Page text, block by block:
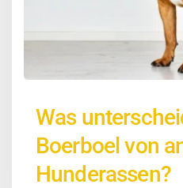
Was
Boerboel von
Hunderassen?